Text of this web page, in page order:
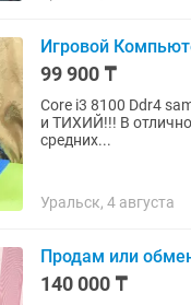
Игровой
99 900 ₸
Core i3 8100 Ddr4
и ТИХИЙ!!! В отличном состоянии,обслужен,очень мало пользовались,тянет любые игры на
средних...
Уральск, 4 августа
Продам или
140 000 ₸